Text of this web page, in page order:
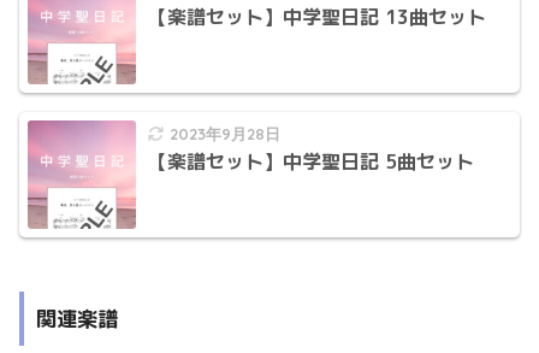
【楽譜セット】中学聖日記 13曲セット
2023年9月28日
【楽譜セット】中学聖日記 5曲セット
関連楽譜